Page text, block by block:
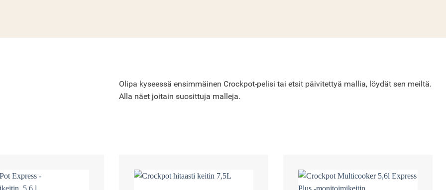
Olipa kyseessä ensimmäinen Crockpot-pelisi tai etsit päivitettyä mallia, löydät sen meiltä.
Alla näet joitain suosittuja malleja.